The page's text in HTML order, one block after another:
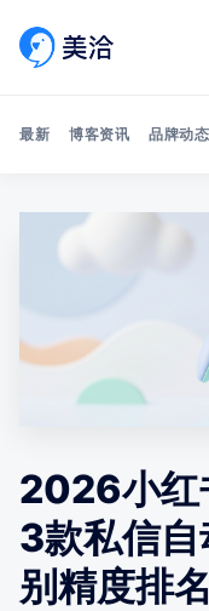
最新 博客资讯 品牌动态
2026小红
3款私信
别精度排名